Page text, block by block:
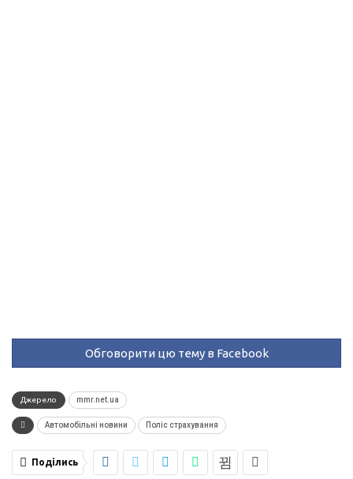
Обговорити цю тему в Facebook
Джерело mmr.net.ua
Автомобільні новини Поліс страхування
Поділись